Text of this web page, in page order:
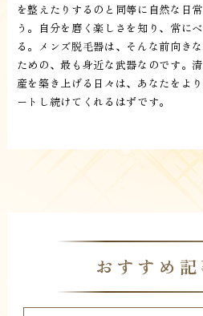
を整えたりするのと同等に自然な日
う。自分を磨く楽しさを知り、常に
る。メンズ脱毛器は、そんな前向き
ための、最も身近な武器なのです。
産を築き上げる日々は、あなたをよ
ートし続けてくれるはずです。
おすすめ